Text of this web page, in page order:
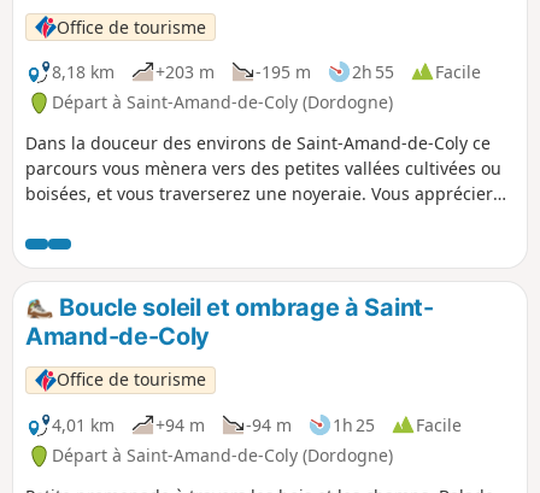
Office de tourisme
8,18 km
+203 m -195 m 2h 55
Facile
Départ à Saint-Amand-de-Coly (Dordogne)
Dans la douceur des environs de Saint-Amand-de-Coly ce
parcours vous mènera vers des petites vallées cultivées ou
boisées, et vous traverserez une noyeraie. Vous apprécierez
promenade variée et très agréable.
Boucle soleil et ombrage à Saint-
Amand-de-Coly
Office de tourisme
4,01 km
+94 m -94 m 1h 25
Facile
Départ à Saint-Amand-de-Coly (Dordogne)